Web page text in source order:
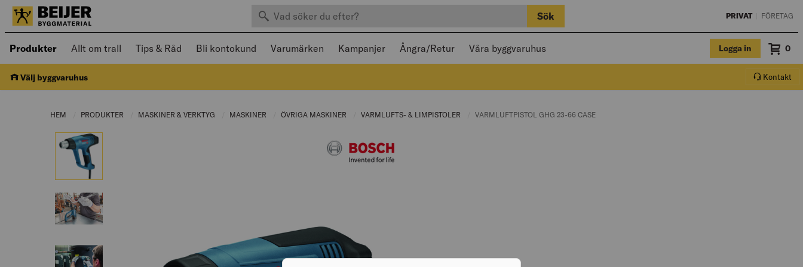
Sök efter produkter Sök PRIVAT FÖRETAG
Produkter Öppnad meny kan navigeras med piltangenter och stängas med Escape
Allt om trall Tips & Råd Bli kontokund Varumärken Kampanjer Ångra/Retur Våra byggvaruhus Logga in 0
Välj byggvaruhus Kontakt
HEM PRODUKTER CURRENT PAGE:
MASKINER & VERKTYG CURRENT PAGE:
MASKINER CURRENT PAGE:
ÖVRIGA MASKINER CURRENT PAGE:
VARMLUFTS- & LIMPISTOLER CURRENT PAGE:
CURRENT PAGE:
VARMLUFTPISTOL GHG 23-66 CASE